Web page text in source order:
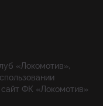
«Локомотив»,
ФК «Локомотив»